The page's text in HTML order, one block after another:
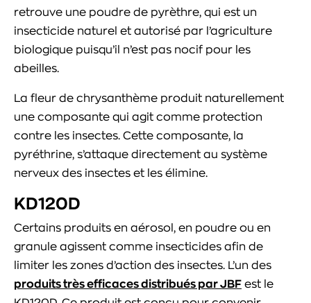
retrouve une poudre de pyrèthre, qui est un
insecticide naturel et autorisé par l’agriculture
biologique puisqu’il n’est pas nocif pour les
abeilles.
La fleur de chrysanthème produit naturellement
une composante qui agit comme protection
contre les insectes. Cette composante, la
pyréthrine, s’attaque directement au système
nerveux des insectes et les élimine.
KD120D
Certains produits en aérosol, en poudre ou en
granule agissent comme insecticides afin de
limiter les zones d’action des insectes. L’un des
produits très efficaces distribués par JBF est le